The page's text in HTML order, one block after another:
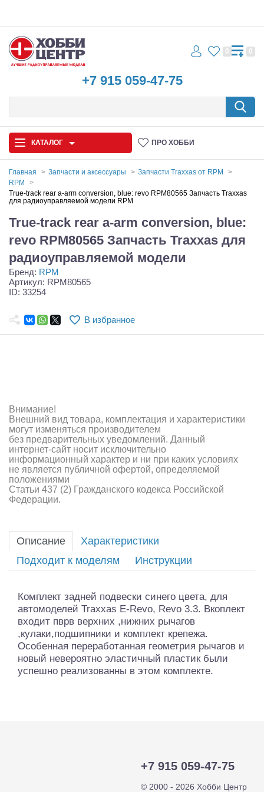
+7 915 059-47-75
0 0
КАТАЛОГ ПРО ХОББИ
Автомодели
Запчасти и аксессуары
Игрушки
Самолеты
Квадрокоптеры
Судомодели
Зарядные устройства и блоки питания
Двигатели
Технические жидкости
Инструмент,измерительные приборы,расходники
Главная Запчасти и аксессуары
Запчасти Traxxas от RPM
RPM
True-track rear a-arm conversion, blue: revo RPM80565 Запчасть Traxxas
для радиоуправляемой модели RPM
True-track rear a-arm conversion, blue:
revo RPM80565 Запчасть Traxxas для
радиоуправляемой модели
Бренд: RPM
Артикул: RPM80565
ID: 33254
В избранное
Внимание!
Внешний вид товара, комплектация и характеристики
могут изменяться производителем
без предварительных уведомлений. Данный
интернет-сайт носит исключительно
информационный характер и ни при каких условиях
не является публичной офертой, определяемой
положениями
Статьи 437 (2) Гражданского кодекса Российской
Федерации.
Описание
Характеристики
Подходит к моделям
Инструкции
Комплект задней подвески синего цвета, для
автомоделей Traxxas E-Revo, Revo 3.3. Вкоплект
входит пврв верхних ,нижних рычагов
,кулаки,подшипники и комплект крепежа.
Особенная переработанная геометрия рычагов и
новый невероятно эластичный пластик были
успешно реализованны в этом комплекте.
+7 915 059-47-75
© 2000 - 2026 Хобби Центр